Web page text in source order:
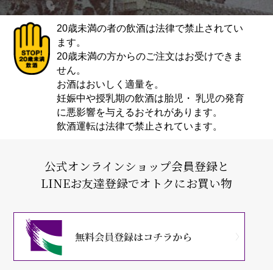
20歳未満の者の飲酒は法律で禁止されてい
ます。
20歳未満の方からのご注文はお受けできま
せん。
お酒はおいしく適量を。
妊娠中や授乳期の飲酒は胎児・ 乳児の発育
に悪影響を与えるおそれがあります。
飲酒運転は法律で禁止されています。
公式オンラインショップ会員登録と
LINEお友達登録でオトクにお買い物